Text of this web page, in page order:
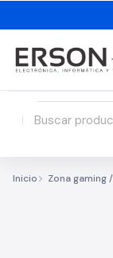
Inicio Zona gaming